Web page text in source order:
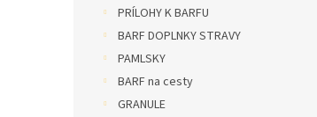
PRÍLOHY K BARFU
BARF DOPLNKY STRAVY
PAMLSKY
BARF na cesty
GRANULE